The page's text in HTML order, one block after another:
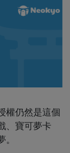
權仍然是這個
、寶可夢卡